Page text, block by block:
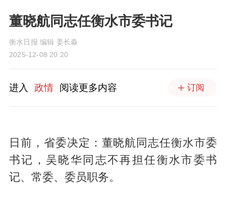
董晓航同志任衡水市委书记
衡水日报 编辑 姜长淼
2025-12-08 20:20
进入 政情 阅读更多内容 订阅
日前，省委决定：董晓航同志任衡水市委
书记，吴晓华同志不再担任衡水市委书
记、常委、委员职务。